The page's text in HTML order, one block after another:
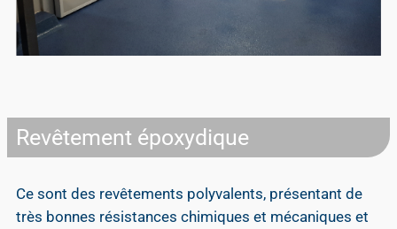
Revêtement époxydique
Ce sont des revêtements polyvalents, présentant de
très bonnes résistances chimiques et mécaniques et